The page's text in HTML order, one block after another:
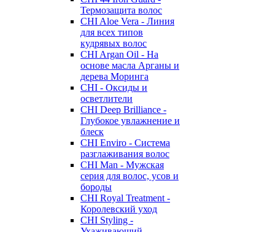
Термозащита волос
CHI Aloe Vera - Линия
для всех типов
кудрявых волос
CHI Argan Oil - На
основе масла Арганы и
дерева Моринга
CHI - Оксиды и
осветлители
CHI Deep Brilliance -
Глубокое увлажнение и
блеск
CHI Enviro - Система
разглаживания волос
CHI Man - Мужская
серия для волос, усов и
бороды
CHI Royal Treatment -
Королевский уход
CHI Styling -